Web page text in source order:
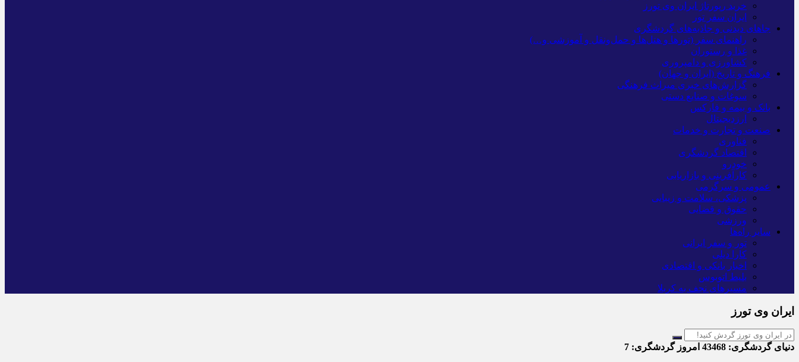
خرید رپورتاژ ایران وی تورز
ایران سفر تور
جاهای دیدنی و جاذبه‌های گردشگری
راهنمای سفر (تورها و هتل‌ها و حمل‌و‌نقل و آموزشی و…)
غذا و رستوران
کشاورزی و دامپروری
فرهنگ و تاریخ (ایران و جهان)
گزارش‌های خبری میراث فرهنگی
سوغات و صنایع دستی
بانک و بیمه و فارکس
ارزدیجیتال
صنعت و تجارت و خدمات
فناوری
اقتصاد گردشگری
خودرو
کارآفرینی و بازاریابی
عمومی و سرگرمی
پزشکی، سلامت و زیبایی
حقوق و قضایی
ورزشی
سایر راه‌ها
تور و سفر ایرانی
کارا دیلی
اخبار بانکی و اقتصادی
بلیط اتوبوس
مسیرهای نجف به کربلا
ایران وی تورز
دنیای گردشگری: امروز گردشگری: